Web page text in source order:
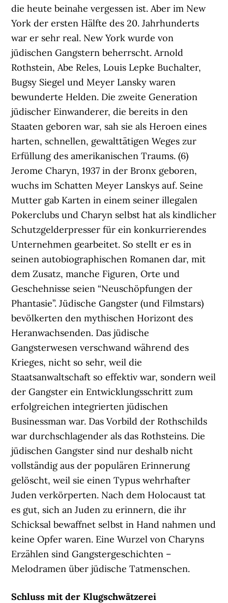
die heute beinahe vergessen ist. Aber im New
York der ersten Hälfte des 20. Jahrhunderts
war er sehr real. New York wurde von
jüdischen Gangstern beherrscht. Arnold
Rothstein, Abe Reles, Louis Lepke Buchalter,
Bugsy Siegel und Meyer Lansky waren
bewunderte Helden. Die zweite Generation
jüdischer Einwanderer, die bereits in den
Staaten geboren war, sah sie als Heroen eines
harten, schnellen, gewalttätigen Weges zur
Erfüllung des amerikanischen Traums. (6)
Jerome Charyn, 1937 in der Bronx geboren,
wuchs im Schatten Meyer Lanskys auf. Seine
Mutter gab Karten in einem seiner illegalen
Pokerclubs und Charyn selbst hat als kindlicher
Schutzgelderpresser für ein konkurrierendes
Unternehmen gearbeitet. So stellt er es in
seinen autobiographischen Romanen dar, mit
dem Zusatz, manche Figuren, Orte und
Geschehnisse seien “Neuschöpfungen der
Phantasie”. Jüdische Gangster (und Filmstars)
bevölkerten den mythischen Horizont des
Heranwachsenden. Das jüdische
Gangsterwesen verschwand während des
Krieges, nicht so sehr, weil die
Staatsanwaltschaft so effektiv war, sondern weil
der Gangster ein Entwicklungsschritt zum
erfolgreichen integrierten jüdischen
Businessman war. Das Vorbild der Rothschilds
war durchschlagender als das Rothsteins. Die
jüdischen Gangster sind nur deshalb nicht
vollständig aus der populären Erinnerung
gelöscht, weil sie einen Typus wehrhafter
Juden verkörperten. Nach dem Holocaust tat
es gut, sich an Juden zu erinnern, die ihr
Schicksal bewaffnet selbst in Hand nahmen und
keine Opfer waren. Eine Wurzel von Charyns
Erzählen sind Gangstergeschichten –
Melodramen über jüdische Tatmenschen.
Schluss mit der Klugschwätzerei